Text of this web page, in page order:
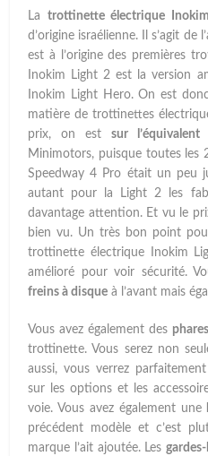
La trottinette électrique
d’origine israélienne. Il s’agit de
est à l’origine des premières
Inokim Light 2 est la version
Inokim Light Hero. On est
matière de trottinettes
prix, on estsur
Minimotors, puisque toutes les
Speedway 4 Pro était un peu
autant pour la Light 2 les
davantage attention. Et vu le
bien vu. Un très bon point
trottinette électrique Inokim
amélioré pour voir sécurité.
freins à disque à l’avant mais
Vous avez également des
trottinette. Vous serez non
aussi, vous verrez
sur les options et les
voie. Vous avez également une
précédent modèle et c’est
marque l’ait ajoutée. Les